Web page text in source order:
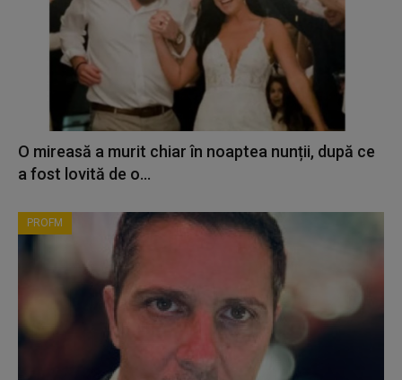
O mireasă a murit chiar în noaptea nunții, după ce
a fost lovită de o...
PROFM